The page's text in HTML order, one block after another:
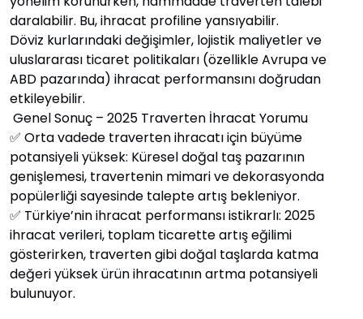
daralabilir. Bu, ihracat profiline yansıyabilir.
Döviz kurlarındaki değişimler, lojistik maliyetler ve
uluslararası ticaret politikaları (özellikle Avrupa ve
ABD pazarında) ihracat performansını doğrudan
etkileyebilir.
Genel Sonuç – 2025 Traverten İhracat Yorumu
✅ Orta vadede traverten ihracatı için büyüme
potansiyeli yüksek: Küresel doğal taş pazarının
genişlemesi, travertenin mimari ve dekorasyonda
popülerliği sayesinde talepte artış bekleniyor.
✅ Türkiye’nin ihracat performansı istikrarlı: 2025
ihracat verileri, toplam ticarette artış eğilimi
gösterirken, traverten gibi doğal taşlarda katma
değeri yüksek ürün ihracatının artma potansiyeli
bulunuyor.